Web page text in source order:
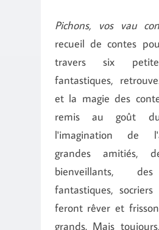
Pichons, vos vau
recueil de contes
travers six
fantastiques,
et la magie des
remis au goût
l'imagination de
grandes amitiés,
bienveillants,
fantastiques,
feront rêver et
grands. Mais